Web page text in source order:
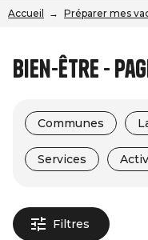
Accueil Préparer mes
Bien-être -
Communes
Services
Filtres